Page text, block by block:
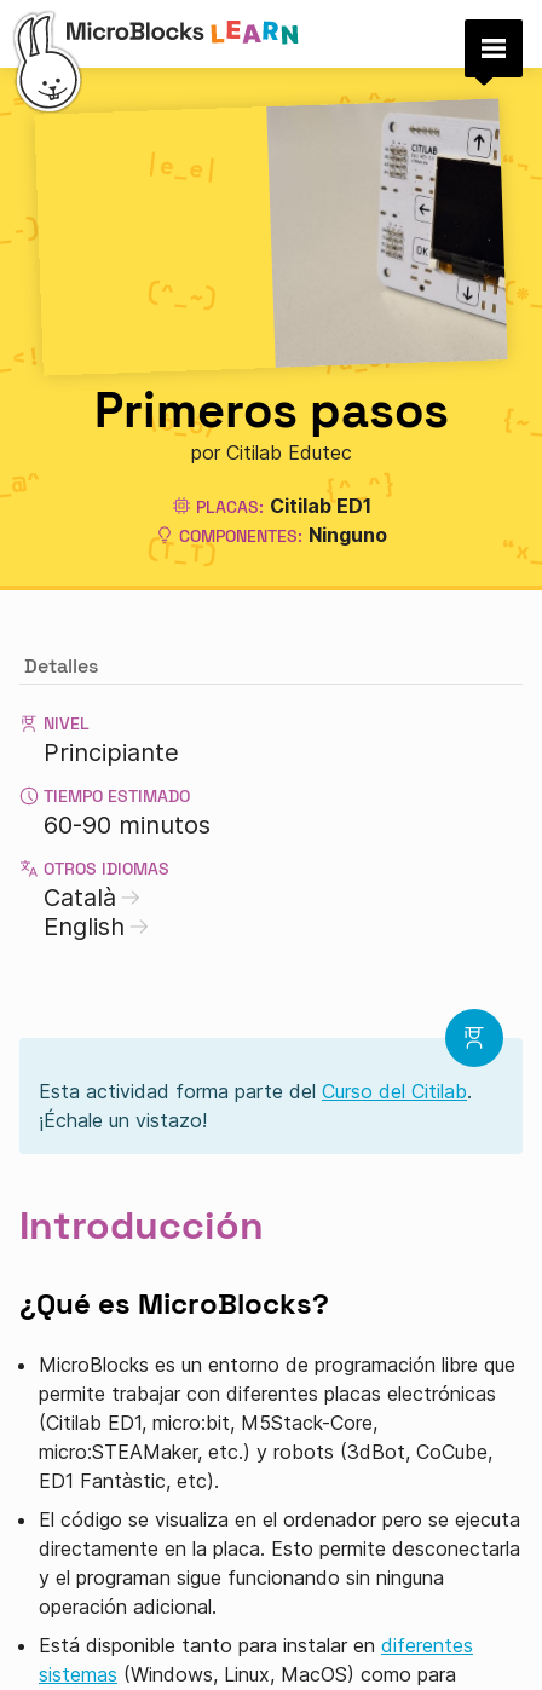
Primeros pasos
por Citilab Edutec
PLACAS: Citilab ED1
COMPONENTES: Ninguno
Detalles
NIVEL
Principiante
TIEMPO ESTIMADO
60-90 minutos
OTROS IDIOMAS
Català
English
Esta actividad forma parte del Curso del Citilab.
¡Échale un vistazo!
Introducción
¿Qué es MicroBlocks?
MicroBlocks es un entorno de programación libre que
permite trabajar con diferentes placas electrónicas
(Citilab ED1, micro:bit, M5Stack-Core,
micro:STEAMaker, etc.) y robots (3dBot, CoCube,
ED1 Fantàstic, etc).
El código se visualiza en el ordenador pero se ejecuta
directamente en la placa. Esto permite desconectarla
y el programan sigue funcionando sin ninguna
operación adicional.
Está disponible tanto para instalar en diferentes
sistemas (Windows, Linux, MacOS) como para